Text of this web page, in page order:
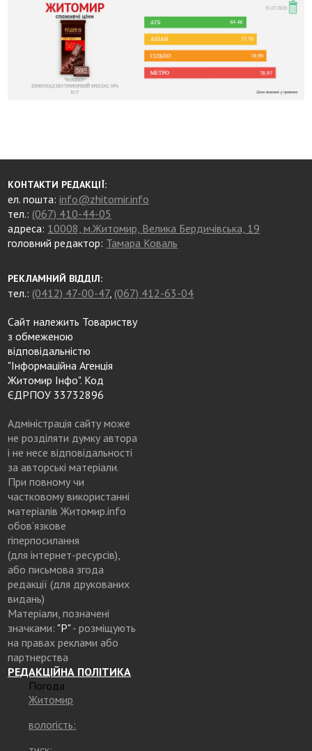
КОНТАКТИ РЕДАКЦІЇ:
ел. пошта:info@zhitomir.info
тел.: (067) 410-44-05
адреса: 10008, м.Житомир, Велика Бердичівська, 19
головний редактор: Тамара Коваль
РЕКЛАМНИЙ ВІДДІЛ:
тел.: (0412) 47-00-47, (067) 412-63-04
Сайт належить Товариству
з обмеженою
відповідальністю
"Інформаційна Агенція
Житомир Інфо". Код
ЄДРПОУ 33732896
Адміністрація сайту може
не розділяти думку автора
і не несе відповідальності
за авторські матеріали.
При повному чи
частковому використанні
матеріалів Житомир.info
обов’язкове
гіперпосилання
(для інтернет-ресурсів),
або письмова згода
редакції (для друкованих
видань)
Матеріали, позначені
значками: "Р"- розміщують
на правах реклами або
партнерства
РЕДАКЦІЙНА ПОЛІТИКА
Погода
Житомир
вологість: